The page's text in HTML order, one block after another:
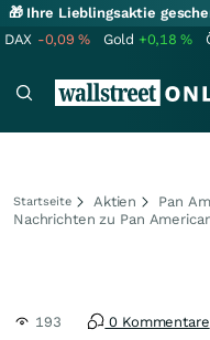
🎁 Ihre Lieblingsaktie
DAX -0,09% Gold +0,18%
Startseite Aktien
Pan
Nachrichten zu Pan
193 0 Kommentare